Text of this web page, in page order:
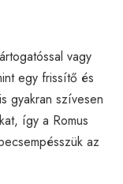
vagy
egy frissítő és
gyakran szívesen
így a Romus
az